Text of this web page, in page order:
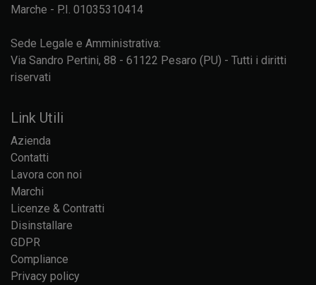
Marche - P.I. 01035310414
Sede Legale e Amministrativa:
Via Sandro Pertini, 88 - 61122 Pesaro (PU) - Tutti i diritti
riservati
Link Utili
Azienda
Contatti
Lavora con noi
Marchi
Licenze & Contratti
Disinstallare
GDPR
Compliance
Privacy policy